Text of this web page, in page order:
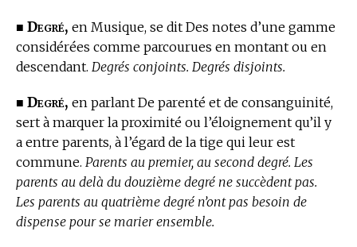
■ Degré, en Musique, se dit Des notes d’une gamme
considérées comme parcourues en montant ou en
descendant. Degrés conjoints. Degrés disjoints.
■ Degré, en parlant De parenté et de consanguinité,
sert à marquer la proximité ou l’éloignement qu’il y
a entre parents, à l’égard de la tige qui leur est
commune. Parents au premier, au second degré. Les
parents au delà du douzième degré ne succèdent pas.
Les parents au quatrième degré n’ont pas besoin de
dispense pour se marier ensemble.